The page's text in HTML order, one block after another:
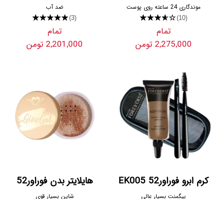
موندگاری 24 ساعته روی پوست
★★★★★(10)
تمام
2,275,000 تومن
ضد آب
★★★★★(3)
تمام
2,201,000 تومن
کرم ابرو فوراور52 EK005
پیگمنت بسیار عالی
هایلایتر بدن فوراور52
شاین بسیار قوی